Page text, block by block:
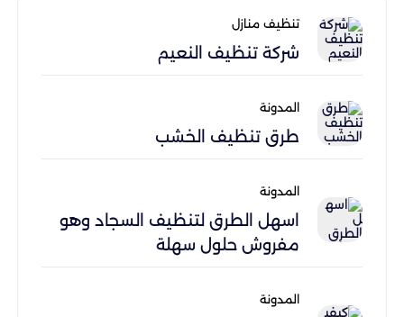
تنظيف منازل
شركة تنظيف النعيم
المدونة
طرق تنظيف الخشب
المدونة
اسهل الطرق لتنظيف السجاد وهو
مفروش حلول سهلة
المدونة